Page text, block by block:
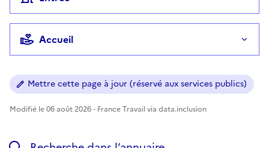
Accueil
Mettre cette page à jour (réservé aux services publics)
Modifié le 06 août 2026 - France Travail via data.inclusion